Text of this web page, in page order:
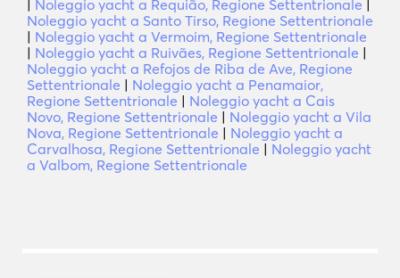
| Noleggio yacht a Requião, Regione Settentrionale |
Noleggio yacht a Santo Tirso, Regione Settentrionale
| Noleggio yacht a Vermoim, Regione Settentrionale
| Noleggio yacht a Ruivães, Regione Settentrionale |
Noleggio yacht a Refojos de Riba de Ave, Regione
Settentrionale | Noleggio yacht a Penamaior,
Regione Settentrionale | Noleggio yacht a Cais
Novo, Regione Settentrionale | Noleggio yacht a Vila
Nova, Regione Settentrionale | Noleggio yacht a
Carvalhosa, Regione Settentrionale | Noleggio yacht
a Valbom, Regione Settentrionale